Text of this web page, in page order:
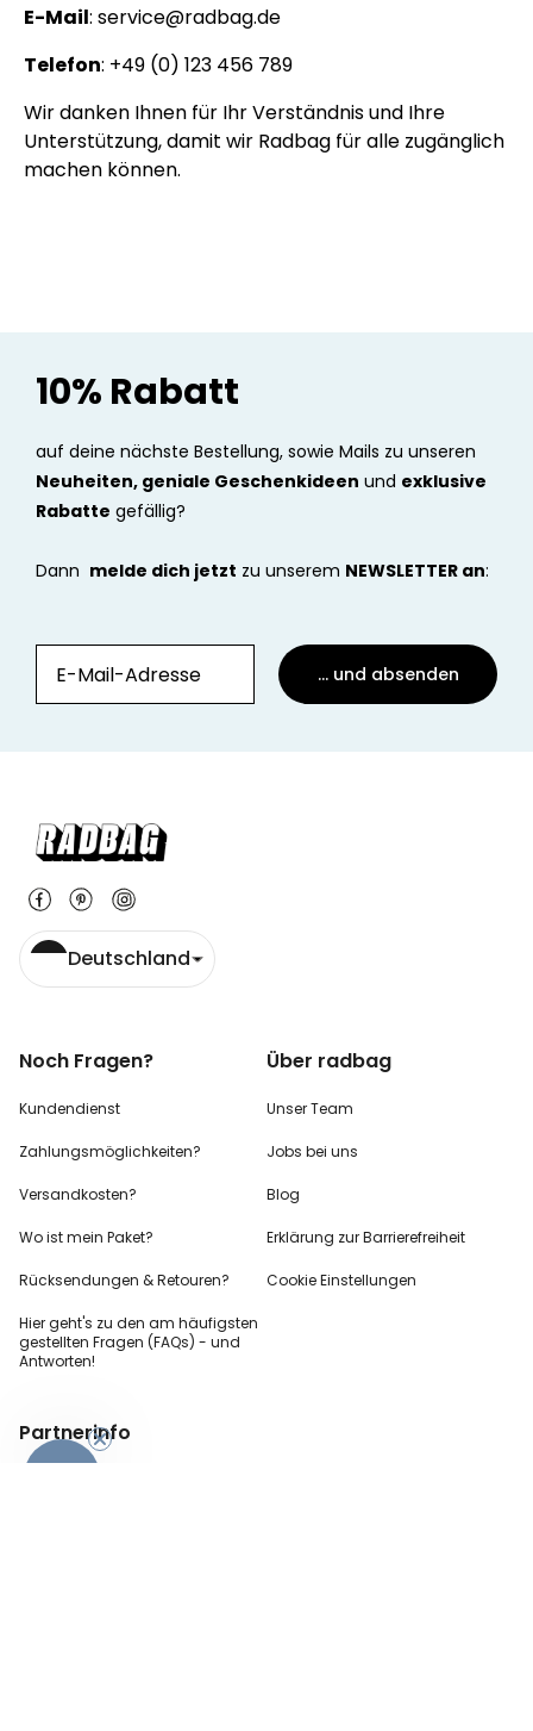
E-Mail: service@radbag.de
Telefon: +49 (0) 123 456 789
Wir danken Ihnen für Ihr Verständnis und Ihre
Unterstützung, damit wir Radbag für alle zugänglich
machen können.
10% Rabatt
auf deine nächste Bestellung, sowie Mails zu unseren
Neuheiten, geniale Geschenkideen und exklusive
Rabatte gefällig?
Dann melde dich jetzt zu unserem NEWSLETTER an:
... und absenden
Deutschland
Noch Fragen?
Kundendienst
Zahlungsmöglichkeiten?
Versandkosten?
Wo ist mein Paket?
Rücksendungen & Retouren?
Hier geht's zu den am häufigsten
gestellten Fragen (FAQs) - und
Antworten!
Über radbag
Unser Team
Jobs bei uns
Blog
Erklärung zur Barrierefreiheit
Cookie Einstellungen
Partnerinfo